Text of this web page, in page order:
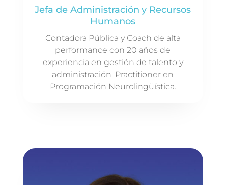
Jefa de Administración y Recursos
Humanos
Contadora Pública y Coach de alta
performance con 20 años de
experiencia en gestión de talento y
administración. Practitioner en
Programación Neurolingüística.